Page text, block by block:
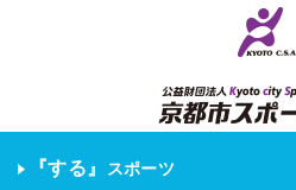
『する』 スポーツ